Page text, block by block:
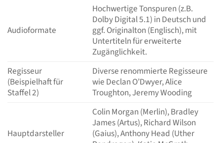
Audioformate
Hochwertige Tonspuren (z.B.
Dolby Digital 5.1) in Deutsch und
ggf. Originalton (Englisch), mit
Untertiteln für erweiterte
Zugänglichkeit.
Regisseur
(Beispielhaft für
Staffel 2)
Diverse renommierte Regisseure
wie Declan O’Dwyer, Alice
Troughton, Jeremy Wooding
Hauptdarsteller
Colin Morgan (Merlin), Bradley
James (Artus), Richard Wilson
(Gaius), Anthony Head (Uther